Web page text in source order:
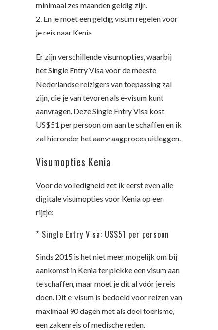
minimaal zes maanden geldig zijn.
2. En je moet een geldig visum regelen vóór
je reis naar Kenia.
Er zijn verschillende visumopties, waarbij
het Single Entry Visa voor de meeste
Nederlandse reizigers van toepassing zal
zijn, die je van tevoren als e-visum kunt
aanvragen. Deze Single Entry Visa kost
US$51 per persoon om aan te schaffen en ik
zal hieronder het aanvraagproces uitleggen.
Visumopties Kenia
Voor de volledigheid zet ik eerst even alle
digitale visumopties voor Kenia op een
rijtje:
* Single Entry Visa: US$51 per persoon
Sinds 2015 is het niet meer mogelijk om bij
aankomst in Kenia ter plekke een visum aan
te schaffen, maar moet je dit al vóór je reis
doen. Dit e-visum is bedoeld voor reizen van
maximaal 90 dagen met als doel toerisme,
een zakenreis of medische reden.